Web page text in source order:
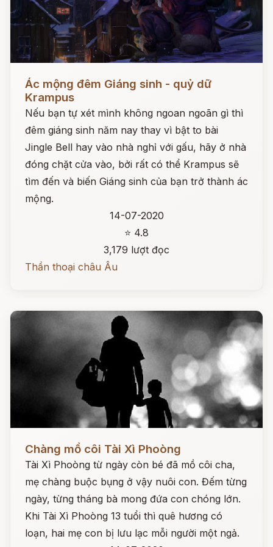
Đọc ngay
Ác mộng đêm Giáng sinh - quỷ dữ
Krampus
Nếu bạn tự xét mình không ngoan ngoãn gì thì
đêm giáng sinh năm nay thay vì bật to bài
Jingle Bell hay vào nhà nghỉ với gấu, hãy ở nhà
đóng chặt cửa vào, bởi rất có thể Krampus sẽ
tìm đến và biến Giáng sinh của bạn trở thành ác
mộng.
14-07-2020
⭐ 4.8
3,179 lượt đọc
Thần thoại châu Âu
Chàng mồ côi Tài Xì Phoòng
Tài Xì Phoòng từ ngày còn bé đã mồ côi cha,
mẹ chàng buộc bụng ở vậy nuôi con. Đếm từng
ngày, từng tháng bà mong đứa con chóng lớn.
Khi Tài Xì Phoòng 13 tuổi thì quê hương có
loạn, hai mẹ con bị lưu lạc mỗi người một ngả.